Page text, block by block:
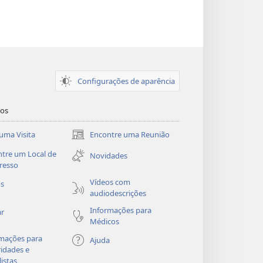
Configurações de aparência
Visita Encontre uma Reunião
(abre
nova
janela)
um Local de
Novidades
Vídeos com
audiodescrições
Informações para
Médicos
para
e
Ajuda